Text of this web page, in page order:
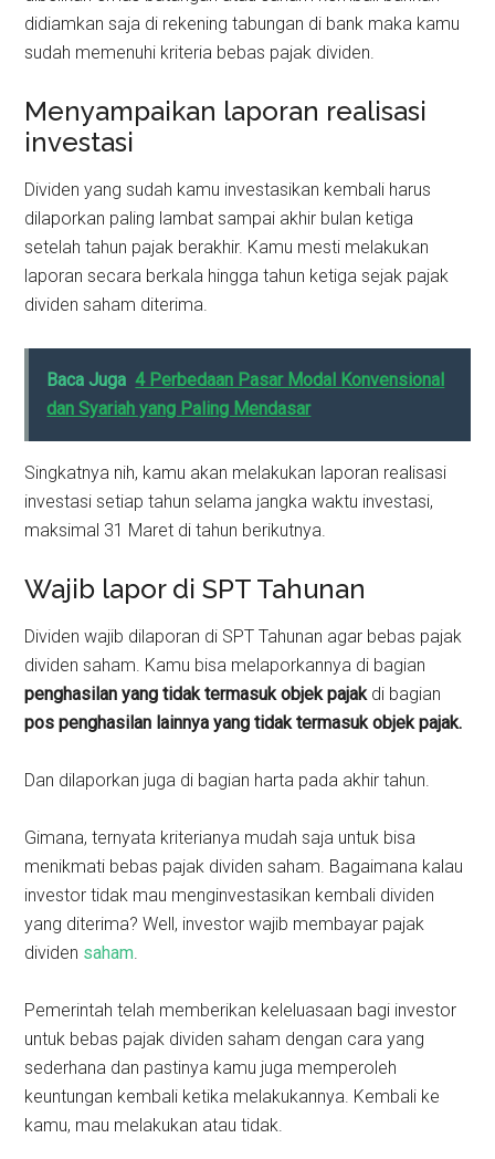
didiamkan saja di rekening tabungan di bank maka kamu
sudah memenuhi kriteria bebas pajak dividen.
Menyampaikan laporan realisasi
investasi
Dividen yang sudah kamu investasikan kembali harus
dilaporkan paling lambat sampai akhir bulan ketiga
setelah tahun pajak berakhir. Kamu mesti melakukan
laporan secara berkala hingga tahun ketiga sejak pajak
dividen saham diterima.
Baca Juga 4 Perbedaan Pasar Modal Konvensional
dan Syariah yang Paling Mendasar
Singkatnya nih, kamu akan melakukan laporan realisasi
investasi setiap tahun selama jangka waktu investasi,
maksimal 31 Maret di tahun berikutnya.
Wajib lapor di SPT Tahunan
Dividen wajib dilaporan di SPT Tahunan agar bebas pajak
dividen saham. Kamu bisa melaporkannya di bagian
penghasilan yang tidak termasuk objek pajak di bagian
pos penghasilan lainnya yang tidak termasuk objek pajak.
Dan dilaporkan juga di bagian harta pada akhir tahun.
Gimana, ternyata kriterianya mudah saja untuk bisa
menikmati bebas pajak dividen saham. Bagaimana kalau
investor tidak mau menginvestasikan kembali dividen
yang diterima? Well, investor wajib membayar pajak
dividen saham.
Pemerintah telah memberikan keleluasaan bagi investor
untuk bebas pajak dividen saham dengan cara yang
sederhana dan pastinya kamu juga memperoleh
keuntungan kembali ketika melakukannya. Kembali ke
kamu, mau melakukan atau tidak.